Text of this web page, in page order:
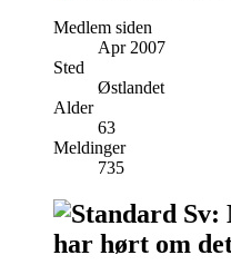
Medlem siden
Apr 2007
Sted
Østlandet
Alder
63
Meldinger
735
Sv:
har hørt om